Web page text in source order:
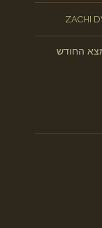
ZACHI
החודש